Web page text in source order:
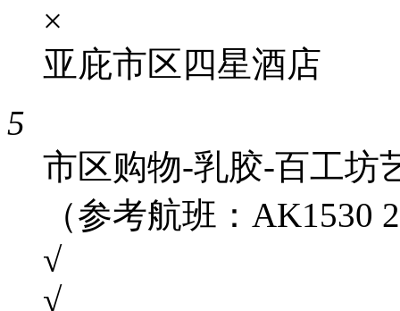
×
亚庇市区四星酒店
5
市区购物-乳胶-百工坊
（参考航班：AK1530
√
√